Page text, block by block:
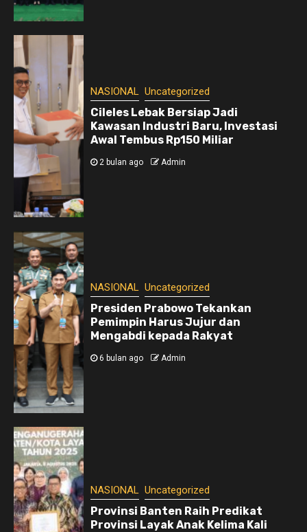
NASIONAL Uncategorized
Cileles Lebak Bersiap Jadi
Kawasan Industri Baru, Investasi
Awal Tembus Rp150 Miliar
2 bulan ago Admin
NASIONAL Uncategorized
Presiden Prabowo Tekankan
Pemimpin Harus Jujur dan
Mengabdi kepada Rakyat
6 bulan ago Admin
NASIONAL Uncategorized
Provinsi Banten Raih Predikat
Provinsi Layak Anak Kelima Kali